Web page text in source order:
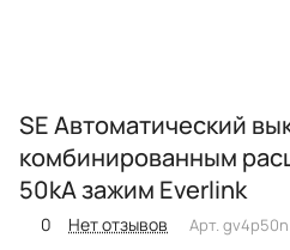
SE Автоматический
комбинированным
50kA зажим Everlink
0 Нет отзывов Арт. gv4p50n